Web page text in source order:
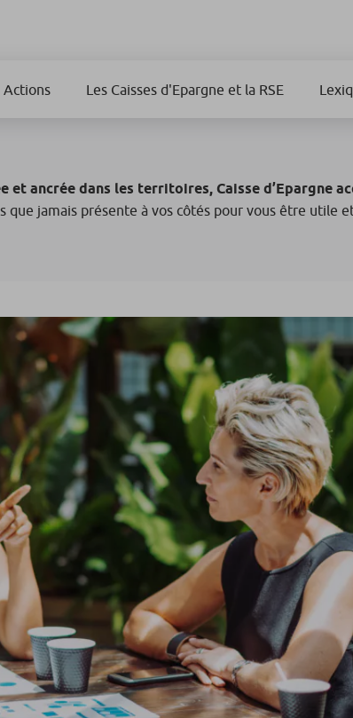
Actions Les Caisses d'Epargne et la RSE
et ancrée dans les territoires, Caisse d’Epargne
que jamais présente à vos côtés pour vous être utile